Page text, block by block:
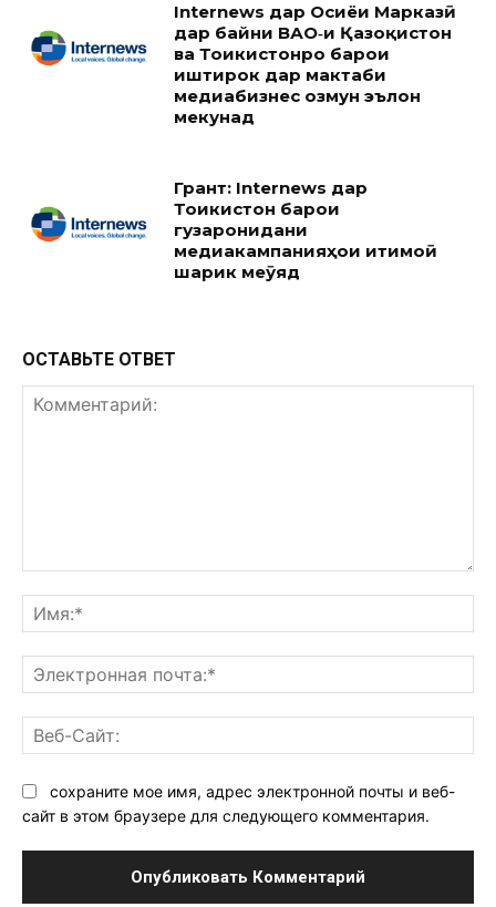
Internews дар Осиёи Марказӣ
дар байни ВАО‑и Қазоқистон
ва Тоҷикистонро барои
иштирок дар мактаби
медиабизнес озмун эълон
мекунад
Грант: Internews дар
Тоҷикистон барои
гузаронидани
медиакампанияҳои иҷтимоӣ
шарик меҷӯяд
ОСТАВЬТЕ ОТВЕТ
сохраните мое имя, адрес электронной почты и веб-
сайт в этом браузере для следующего комментария.